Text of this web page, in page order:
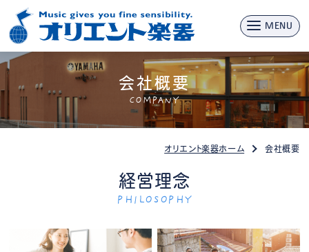
MENU
会社概要
COMPANY
オリエント楽器ホーム 会社概要
経営理念
PHILOSOPHY